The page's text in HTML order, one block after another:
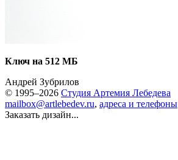
Ключ на 512 МБ
Андрей Зубрилов
© 1995–2026 Студия Артемия Лебедева
mailbox@artlebedev.ru, адреса и телефоны
Заказать дизайн...